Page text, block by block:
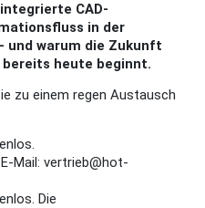
CAD-
in der
und warum die Zukunft
heute beginnt.
zu einem regen Austausch
Mail: vertrieb@hot-
Die